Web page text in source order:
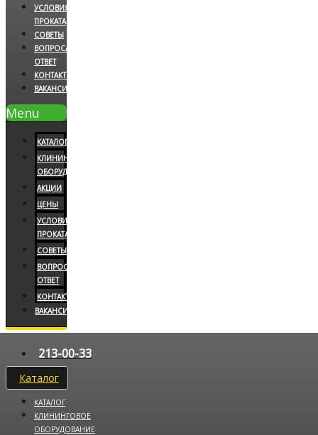
УСЛОВИЯ
ПРОКАТА
СОВЕТЫ
ВОПРОС/
ОТВЕТ
КОНТАКТЫ
ВАКАНСИИ
Menu
КАТАЛОГ
КЛИНИНГОВОЕ
ОБОРУДОВАНИЕ
АКЦИИ
ЦЕНЫ
УСЛОВИЯ
ПРОКАТА
СОВЕТЫ
ВОПРОС/
ОТВЕТ
КОНТАКТЫ
ВАКАНСИИ
213-00-33
Каталог
КАТАЛОГ
КЛИНИНГОВОЕ
ОБОРУДОВАНИЕ